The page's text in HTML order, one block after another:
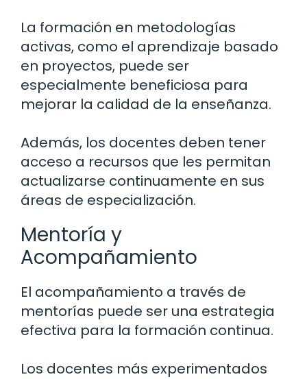
La formación en metodologías
activas, como el aprendizaje basado
en proyectos, puede ser
especialmente beneficiosa para
mejorar la calidad de la enseñanza.
Además, los docentes deben tener
acceso a recursos que les permitan
actualizarse continuamente en sus
áreas de especialización.
Mentoría y
Acompañamiento
El acompañamiento a través de
mentorías puede ser una estrategia
efectiva para la formación continua.
Los docentes más experimentados